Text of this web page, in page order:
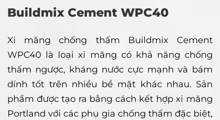
Buildmix Cement WPC40
Xi măng chống thấm Buildmix Cement
WPC40 là loại xi măng có khả năng chống
thấm ngược, kháng nước cực mạnh và bám
dính tốt trên nhiều bề mặt khác nhau. Sản
phẩm được tạo ra bằng cách kết hợp xi măng
Portland với các phụ gia chống thấm đặc biệt,